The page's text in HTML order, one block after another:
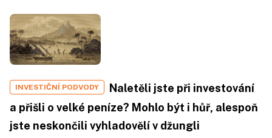
INVESTIČNÍ PODVODY
Naletěli jste při investování
a přišli o velké peníze? Mohlo být i hůř, alespoň
jste neskončili vyhladovělí v džungli